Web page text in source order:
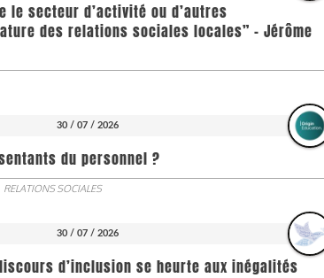
le secteur d’activité ou d’autres
des relations sociales locales” - Jérôme
30 / 07 / 2026
du personnel ?
RELATIONS SOCIALES
30 / 07 / 2026
d’inclusion se heurte aux inégalités